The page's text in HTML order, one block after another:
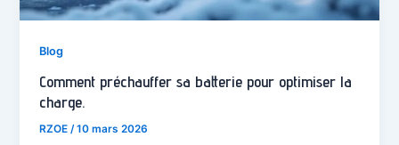
Blog
Comment préchauffer sa batterie pour optimiser la
charge.
RZOE/10 mars 2026